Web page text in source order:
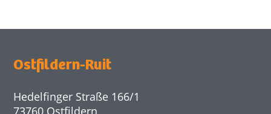
Ostfildern-Ruit
Hedelfinger Straße 166/1
73760 Ostfildern